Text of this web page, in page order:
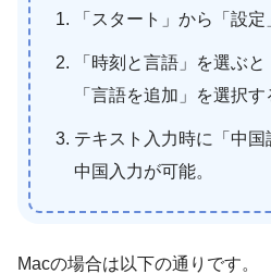
「スタート」から「設定
「時刻と言語」を選ぶ
「言語を追加」を選択す
テキスト入力時に「中
中国入力が可能。
Macの場合は以下の通りです。